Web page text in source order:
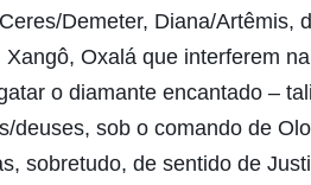
Demeter, Diana/
Oxalá que interferem
o diamante encantado –
deuses, sob o comando de
sobretudo, de sentido de